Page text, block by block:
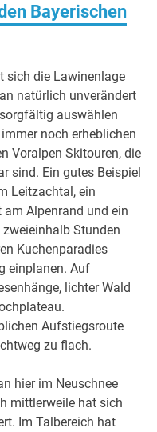
Bayerischen
sich die Lawinenlage
natürlich unverändert
auswählen
noch erheblichen
Voralpen Skitouren, die
sind. Ein gutes Beispiel
Leitzachtal, ein
Alpenrand und ein
Stunden
Kuchenparadies
einplanen. Auf
lichter Wald
Aufstiegsroute
zu flach.
hier im Neuschnee
mittlerweile hat sich
Im Talbereich hat